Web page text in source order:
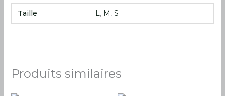
Taille L, M,S
Produits similaires